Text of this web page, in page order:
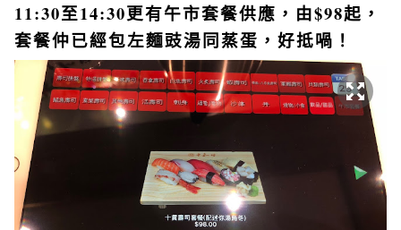
11:30至14:30更有午市套餐供應，由$98起，
套餐仲已經包左麵豉湯同蒸蛋，好抵喎！